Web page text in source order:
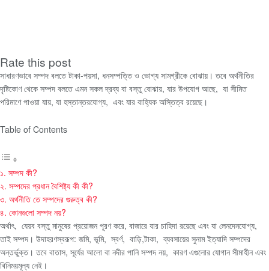
Rate this post
সাধারণভাবে সম্পদ বলতে টাকা-পয়সা, ধনসম্পত্তি ও ভোগ্য সামগ্রীকে বোঝায়। তবে অর্থনীতির
দৃষ্টিকোণ থেকে সম্পদ বলতে এমন সকল দ্রব্য বা বস্তু বোঝায়, যার উপযোগ আছে, যা সীমিত
পরিমাণে পাওয়া যায়, যা হস্তান্তরযোগ্য, এবং যার বাহ্যিক অস্তিত্ব রয়েছে।
Table of Contents
১. সম্পদ কী?
২. সম্পদের প্রধান বৈশিষ্ট্য কী কী?
৩. অর্থনীতি তে সম্পদের গুরুত্ব কী?
৪. কোনগুলো সম্পদ নয়?
অর্থাৎ, যেয়ব বস্তু মানুষের প্রয়োজন পূরণ করে, বাজারে যার চাহিদা রয়েছে এবং যা লেনদেনযোগ্য,
তাই সম্পদ। উদাহরণস্বরূপ: জমি, ভূমি, স্বর্ণ, বাড়ি,টাকা, ব্যবসায়ের সুনাম ইত্যাদি সম্পদের
অন্তর্ভুক্ত। তবে বাতাস, সূর্যের আলো বা নদীর পানি সম্পদ নয়, কারণ এগুলোর যোগান সীমাহীন এবং
বিনিময়মূল্য নেই।